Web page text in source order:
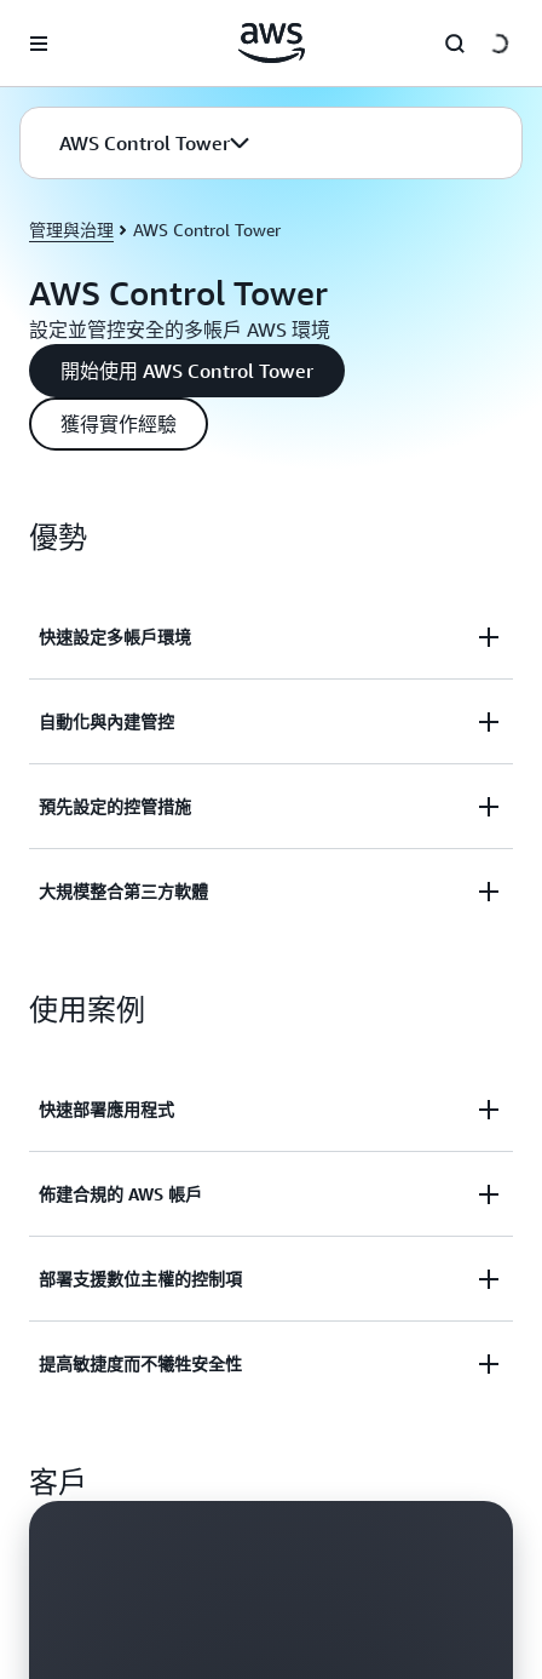
AWS Control Tower
管理與治理 AWS Control Tower
AWS Control Tower
設定並管控安全的多帳戶 AWS 環境
開始使用 AWS Control Tower
獲得實作經驗
優勢
快速設定多帳戶環境
自動化與內建管控
預先設定的控管措施
和法規要求。
大規模整合第三方軟體
使用案例
快速部署應用程式
設定及管控 AWS 多帳戶環境，以期能輕鬆、快速且
進一步了解 AWS Control Tower
佈建合規的 AWS 帳戶
自動佈建為了符合業務、安全和合規要求而預先設定
了解如何以程式設計方式建立帳戶
部署支援數位主權的控制項
受管理控制項使用時，可協助您達到針對資料落地、
了解區域拒絕和數位主權
提高敏捷度而不犧牲安全性
限，以及大規模強制執行控制。
客戶